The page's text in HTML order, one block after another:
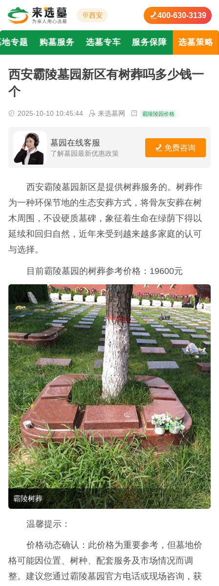
西安 400-630-3139
地专题 购墓服务 选墓专车 服务保障 选墓策略
西安霸陵墓园新区有树葬吗多少钱一
个
2025-10-10 10:45:44 来选墓网 霸陵陵园价格
墓园在线客服
了解墓园最新优惠政策
免费咨询
西安霸陵墓园新区是提供树葬服务的。树葬作
为一种环保节地的生态安葬方式，将骨灰安葬在树
木周围，不设硬质墓碑，象征着生命在绿荫下得以
延续和回归自然，近年来受到越来越多家庭的认可
与选择。
目前霸陵墓园的树葬参考价格：19600元
霸陵树葬
温馨提示：
价格动态确认：此价格为重要参考，但墓地价
格可能因位置、树种、配套服务及市场情况而调
整。建议您通过霸陵墓园官方电话或现场咨询，获